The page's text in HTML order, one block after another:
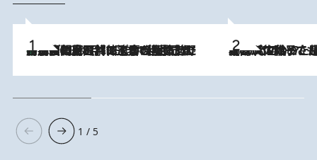
2026.8.8
「最後に見られてよかった」上野動物園の東園パンダ舎が解体前に特別公開。8月16日まで延長されたパネル展と共に辿る“半世紀”のパンダ飼育《解体工事の図面あり》 2026.8.5
【阿川佐和子さんの年とる力】なぜ70代で始めた趣味は“こんなに楽しい”のか？ ピアノ、俳句…スランプに陥っても続けられる“ある秘訣”とは
1 / 5